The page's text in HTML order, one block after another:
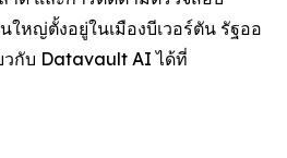
หญ่ตั้งอยู่ในเมืองบีเวอร์ตัน รัฐออ
วกับ Datavault AI ได้ที่